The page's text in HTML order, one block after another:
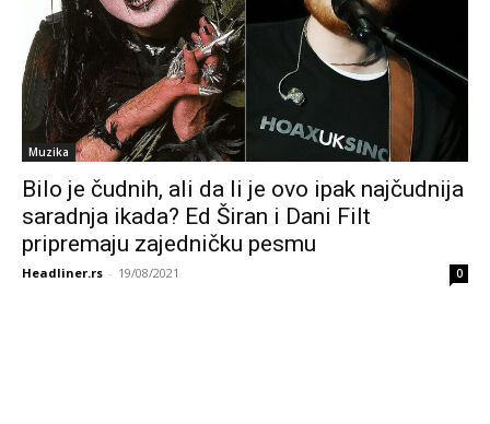
Muzika
Bilo je čudnih, ali da li je ovo ipak najčudnija
saradnja ikada? Ed Širan i Dani Filt
pripremaju zajedničku pesmu
Headliner.rs - 19/08/2021 0